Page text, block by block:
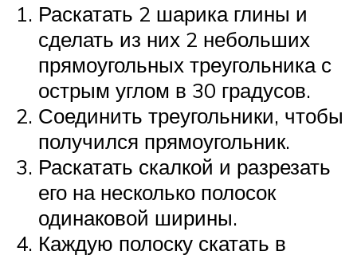
Раскатать 2 шарика глины и
сделать из них 2 небольших
прямоугольных треугольника с
острым углом в 30 градусов.
Соединить треугольники, чтобы
получился прямоугольник.
Раскатать скалкой и разрезать
его на несколько полосок
одинаковой ширины.
Каждую полоску скатать в